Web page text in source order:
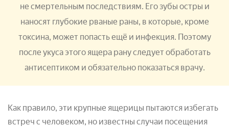
не смертельным последствиям. Его зубы остры и
наносят глубокие рваные раны, в которые, кроме
токсина, может попасть ещё и инфекция. Поэтому
после укуса этого ящера рану следует обработать
антисептиком и обязательно показаться врачу.
Как правило, эти крупные ящерицы пытаются избегать
встреч с человеком, но известны случаи посещения